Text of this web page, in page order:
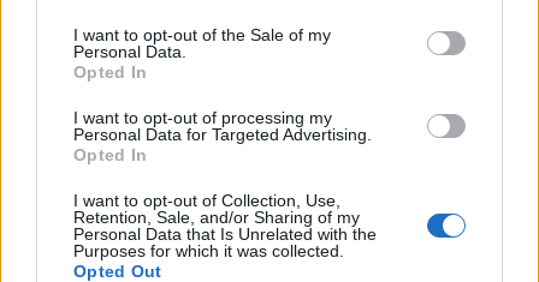
I want to opt-out of the Sale of my
Personal Data.
Opted In
I want to opt-out of processing my
Personal Data for Targeted Advertising.
Opted In
I want to opt-out of Collection, Use,
Retention, Sale, and/or Sharing of my
Personal Data that Is Unrelated with the
Purposes for which it was collected.
Opted Out
μέσω ενός προγράμματος με ρομποτικά ζώα για την
τρίτη ηλικία. Πώς κατάφεραν να μειώσουν τον πόνο;